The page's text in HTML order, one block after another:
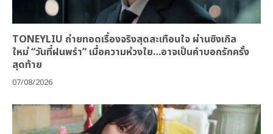
TONEYLIU ถ่ายทอดเรื่องจริงสุดสะเทือนใจ ผ่านซิงเกิล
ใหม่ “วันที่ฝนพรำ” เมื่อความห่วงใย…อาจเป็นคำบอกรักครั้ง
สุดท้าย
07/08/2026